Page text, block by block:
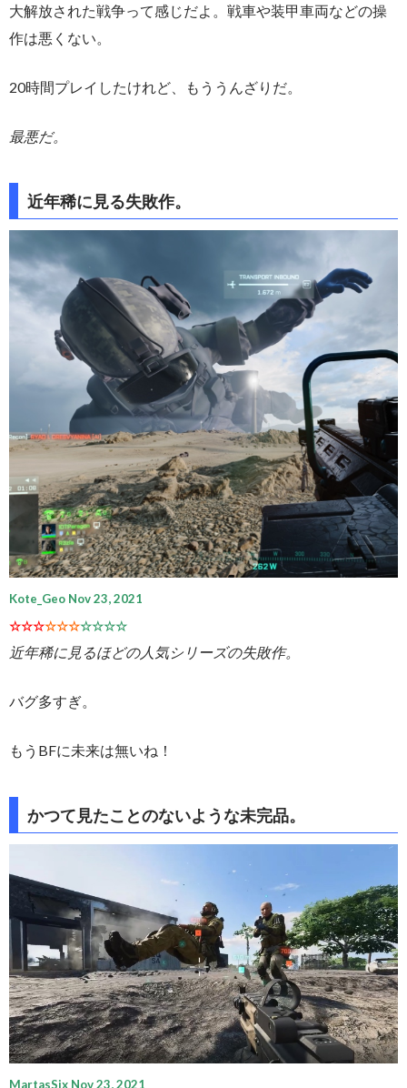
大解放された戦争って感じだよ。戦車や装甲車両などの操
作は悪くない。
20時間プレイしたけれど、もううんざりだ。
最悪だ。
近年稀に見る失敗作。
Kote_Geo Nov 23, 2021
☆☆☆☆☆☆☆☆☆☆
近年稀に見るほどの人気シリーズの失敗作。
バグ多すぎ。
もうBFに未来は無いね！
かつて見たことのないような未完品。
MartasSix Nov 23, 2021